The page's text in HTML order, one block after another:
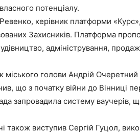
потенціалу.
керівник платформи
Захисників. Платформа
адміністрування,
міського голови Андрій
що з початку війни до Вінниці
запровадила систему ваучерів,
також виступив Сергій Гуцол,